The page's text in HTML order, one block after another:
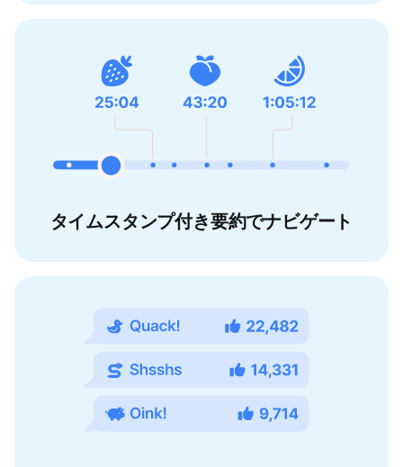
タイムスタンプ付き要約でナビゲート